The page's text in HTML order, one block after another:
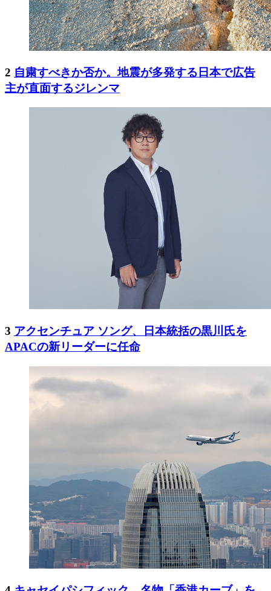
2 自粛すべきか否か。地震が多発する日本で広告
主が直面するジレンマ
3 アクセンチュア ソング、日本統括の黒川氏を
APACの新リーダーに任命